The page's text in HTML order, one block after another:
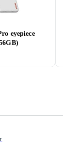
eyepiece